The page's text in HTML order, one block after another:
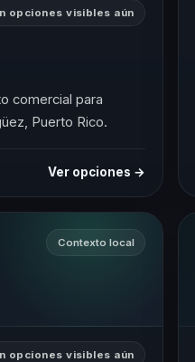
opciones visibles aún
comercial para
Puerto Rico.
Ver opciones →
Contexto local
opciones visibles aún